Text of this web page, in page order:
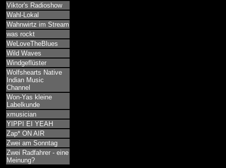
Viktor's Radioshow
Wahl-Lokal
Wahnwirtz im Stream
was rockt
WeLoveTheBlues
Wild Waves
Windgeflüster
Wolfshearts Native
Indian Music
Channel
Won-Yas kleine
Labelkunde
xmusician
YIPPI EI YEAH
Zap* ON AIR
Zwei am Sonntag
Zwei Radfahrer - eine
Meinung?